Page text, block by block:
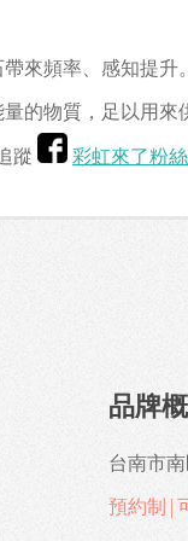
來頻率、感知提
的物質，足以用
蹤 彩虹來了粉
品牌
台南市
預約制|